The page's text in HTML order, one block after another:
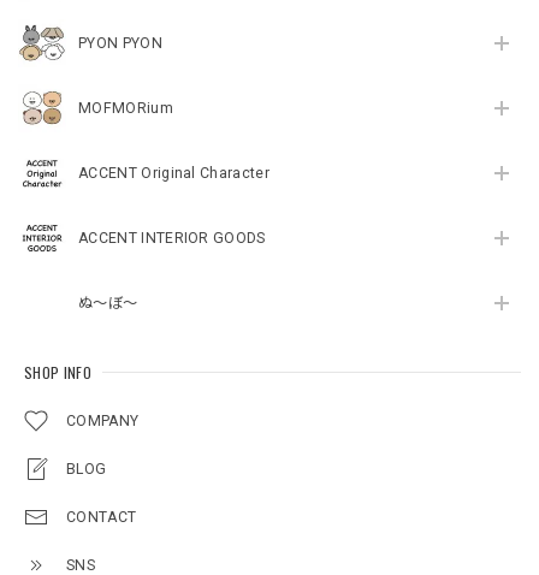
PYON PYON
MOFMORium
ACCENT Original Character
ACCENT INTERIOR GOODS
ぬ～ぼ～
SHOP INFO
COMPANY
BLOG
CONTACT
SNS